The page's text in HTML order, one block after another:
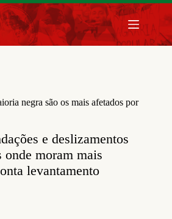
negra são os mais afetados por
e deslizamentos
onde moram mais
levantamento